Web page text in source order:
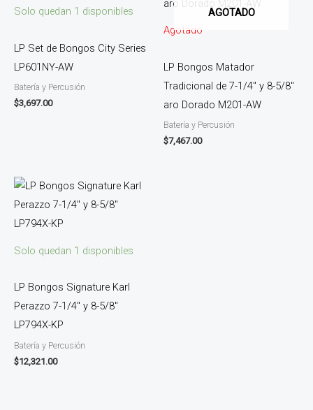
Solo quedan 1 disponibles
LP Set de Bongos City Series
LP601NY-AW
Batería y Percusión
$3,697.00
AGOTADO
Agotado
LP Bongos Matador
Tradicional de 7-1/4″ y 8-5/8″
aro Dorado M201-AW
Batería y Percusión
$7,467.00
Solo quedan 1 disponibles
LP Bongos Signature Karl
Perazzo 7-1/4″ y 8-5/8″
LP794X-KP
Batería y Percusión
$12,321.00